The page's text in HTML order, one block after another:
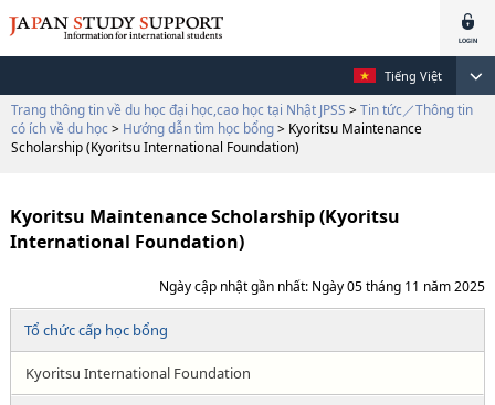
Tiếng Việt
Trang thông tin về du học đại học,cao học tại Nhật JPSS > Tin tức／Thông tin
có ích về du học > Hướng dẫn tìm học bổng> Kyoritsu Maintenance
Scholarship (Kyoritsu International Foundation)
Kyoritsu Maintenance Scholarship (Kyoritsu
International Foundation)
Ngày cập nhật gần nhất: Ngày 05 tháng 11 năm 2025
Tổ chức cấp học bổng
Kyoritsu International Foundation